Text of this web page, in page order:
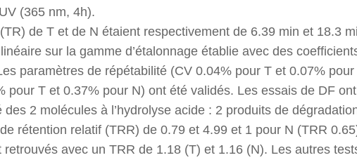
(365 nm, 4h).
de T et de N étaient respectivement de 6.39 min et 18.3
sur la gamme d’étalonnage établie avec des
paramètres de répétabilité (CV 0.04% pour T et 0.07%
pour T et 0.37% pour N) ont été validés. Les essais de DF
2 molécules à l’hydrolyse acide : 2 produits de
rétention relatif (TRR) de 0.79 et 4.99 et 1 pour N (TRR
avec un TRR de 1.18 (T) et 1.16 (N). Les autres